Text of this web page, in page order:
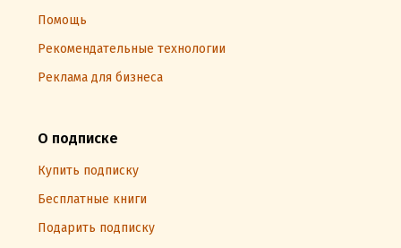
Помощь
Рекомендательные технологии
Реклама для бизнеса
О подписке
Купить подписку
Бесплатные книги
Подарить подписку